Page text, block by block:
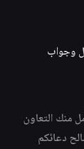
وجواب
منك التعاون
دعائكم